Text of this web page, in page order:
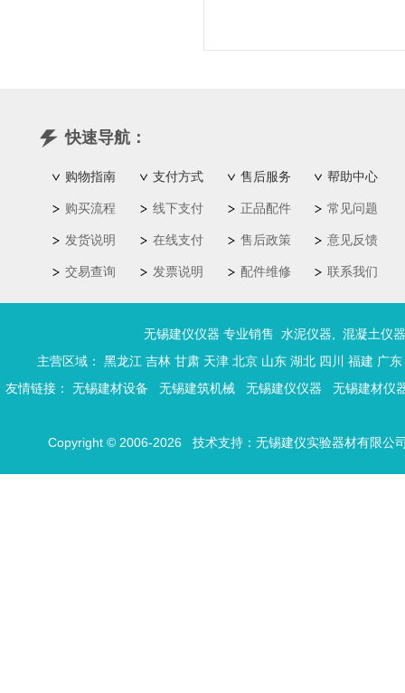
快速导航：
购物指南
购买流程
发货说明
交易查询
支付方式
线下支付
在线支付
发票说明
售后服务
正品配件
售后政策
配件维修
帮助中心
常见问题
意见反馈
联系我们
无锡建仪仪器 专业销售 水泥仪器, 混凝土仪器
主营区域： 黑龙江 吉林 甘肃 天津 北京 山东 湖北 四川 福建 广东
友情链接： 无锡建材设备 无锡建筑机械 无锡建仪仪器 无锡建材仪
Copyright © 2006-2026 技术支持： 无锡建仪实验器材有限公